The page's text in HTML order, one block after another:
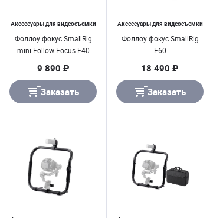
Аксессуары для видеосъемки
Фоллоу фокус SmallRig
mini Follow Focus F40
9 890 ₽
Заказать
Аксессуары для видеосъемки
Фоллоу фокус SmallRig
F60
18 490 ₽
Заказать